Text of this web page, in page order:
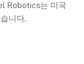
Robotics는 미국
니다.